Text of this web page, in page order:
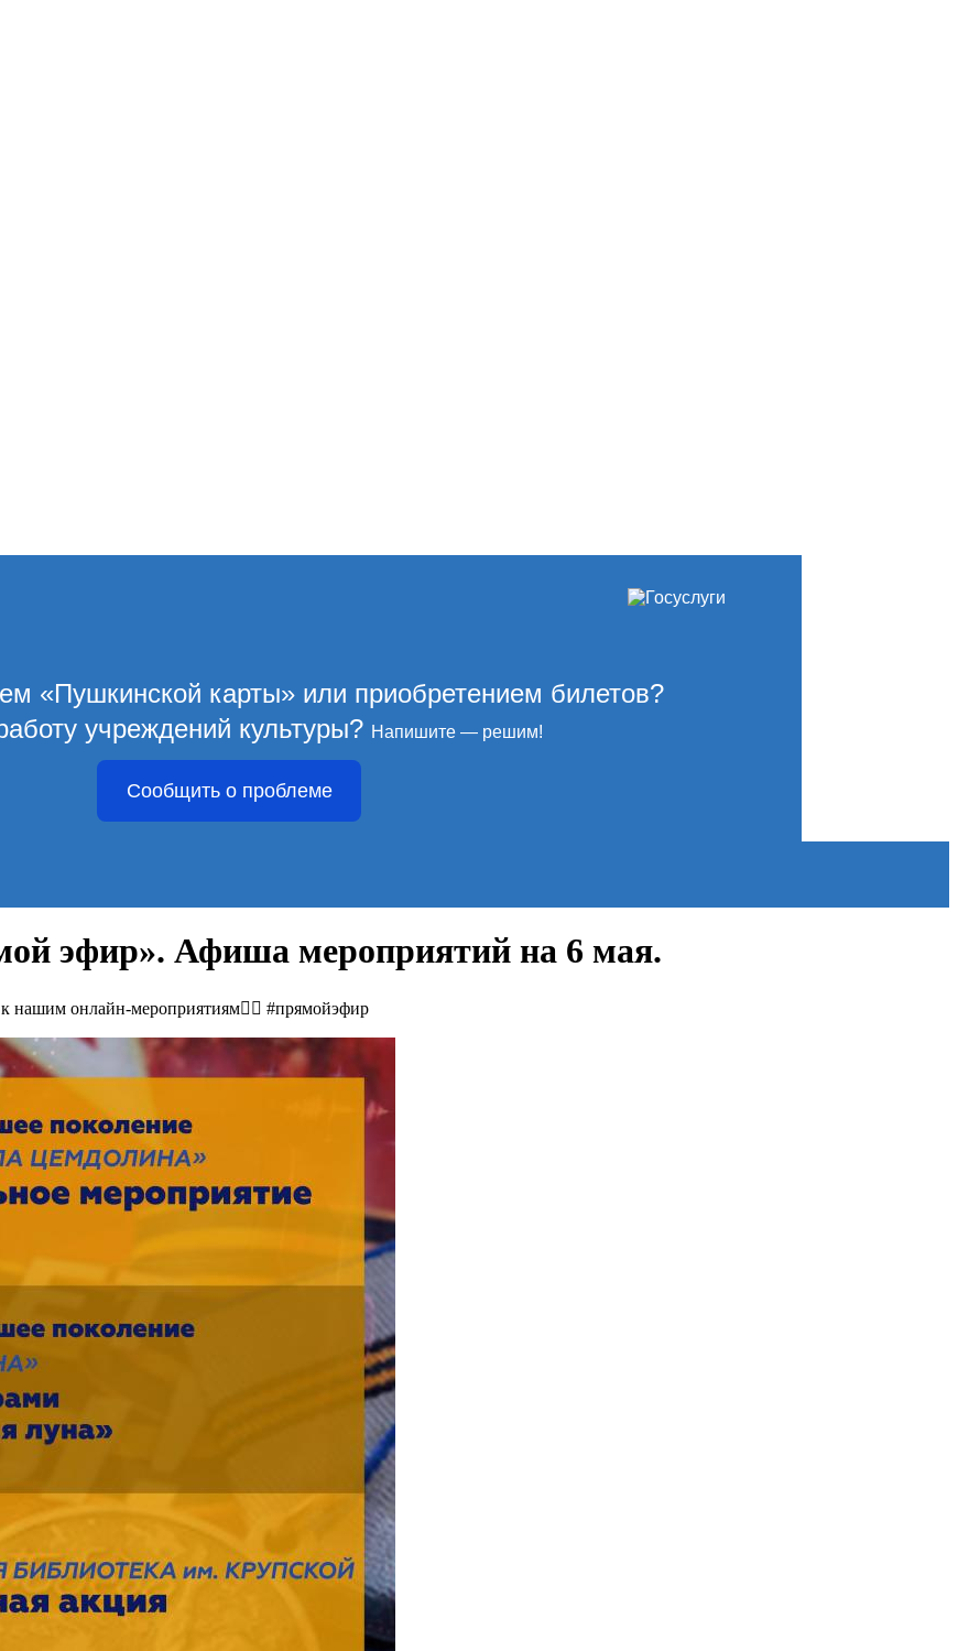
«Пушкинской карты» или приобретением билетов?
учреждений культуры? Напишите — решим!
Сообщить о проблеме
эфир». Афиша мероприятий на 6 мая.
нашим онлайн-мероприятиям👍🏽 #прямойэфир